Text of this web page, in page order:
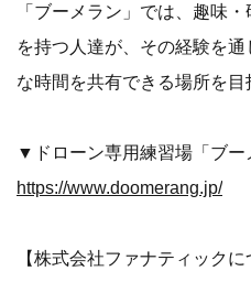
「ブーメラン」では、趣味
を持つ人達が、その経験を
な時間を共有できる場所を目
▼ドローン専用練習場「ブ
https://www.doomerang.jp/
【株式会社ファナティックに